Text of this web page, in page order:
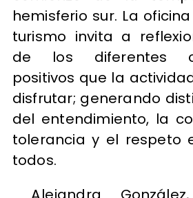
hemisferio sur. La
turismo invita a
de los diferentes
positivos que la
disfrutar; generando
del entendimiento, la
tolerancia y el respeto
todos.